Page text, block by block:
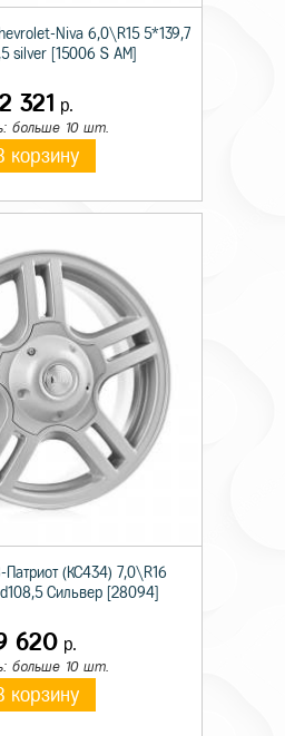
Niva 6,0\R15 5*139,7
silver [15006 S AM]
2 321 р.
больше 10 шт.
корзину
(КС434) 7,0\R16
Сильвер [28094]
620 р.
больше 10 шт.
корзину